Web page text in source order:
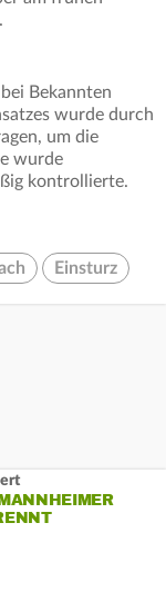
Bekannten
wurde durch
um die
wurde
kontrollierte.
Einsturz